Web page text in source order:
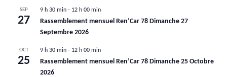
SEP
27
9 h 30 min - 12 h 00 min
Rassemblement mensuel Ren’Car 78 Dimanche 27
Septembre 2026
OCT
25
9 h 30 min - 12 h 00 min
Rassemblement mensuel Ren’Car 78 Dimanche 25 Octobre
2026